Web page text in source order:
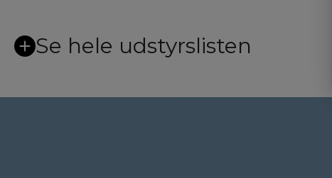
Se hele udstyrslisten